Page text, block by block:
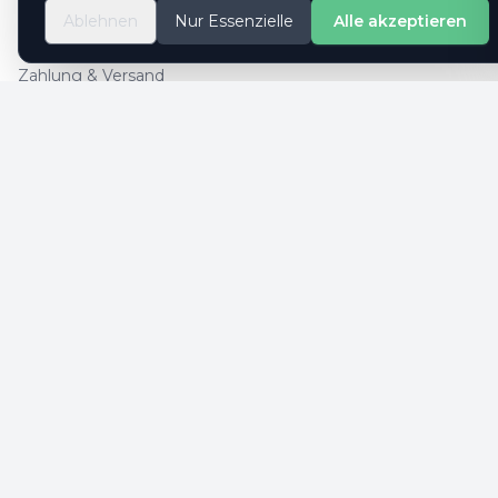
So geht es
Kontaktformular
Zahlung & Versand
Ablehnen Nur Essenzielle Alle akzeptieren